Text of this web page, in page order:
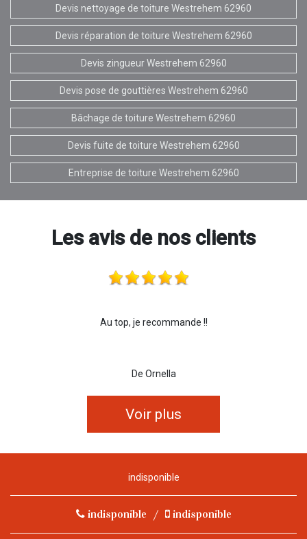
Devis nettoyage de toiture Westrehem 62960
Devis réparation de toiture Westrehem 62960
Devis zingueur Westrehem 62960
Devis pose de gouttières Westrehem 62960
Bâchage de toiture Westrehem 62960
Devis fuite de toiture Westrehem 62960
Entreprise de toiture Westrehem 62960
Les avis de nos clients
Au top, je recommande !!
De Ornella
Voir plus
indisponible
indisponible / indisponible